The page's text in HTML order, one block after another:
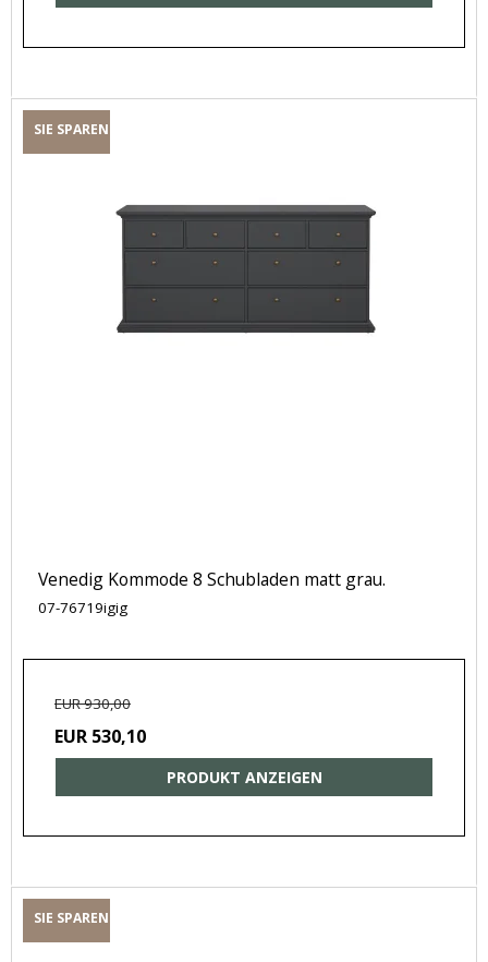
SIE SPAREN
Venedig Kommode 8 Schubladen matt grau.
07-76719igig
EUR 930,00
EUR 530,10
PRODUKT ANZEIGEN
SIE SPAREN